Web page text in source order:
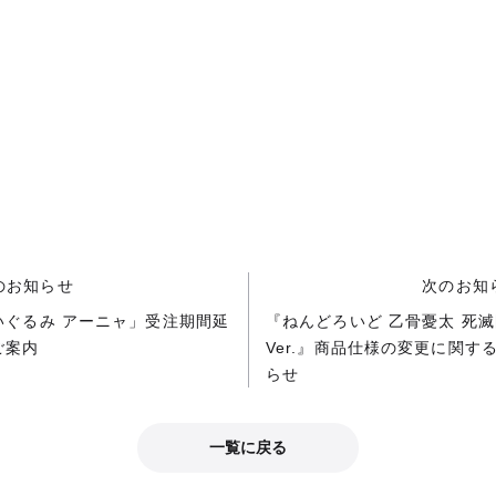
お知らせ
ぐるみ アーニャ」受注期間延
案内
次のお知
『ねんどろいど 乙骨憂太 死
Ver.』商品仕様の変更に関す
らせ
一覧に戻る